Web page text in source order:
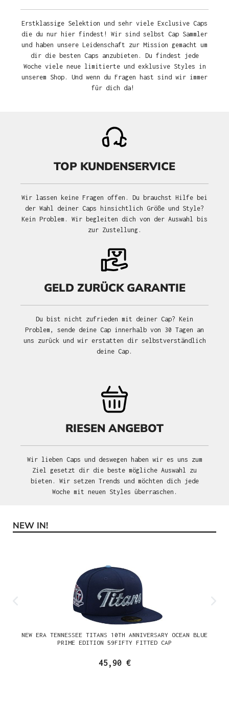
Erstklassige Selektion und sehr viele Exclusive Caps
die du nur hier findest! Wir sind selbst Cap Sammler
und haben unsere Leidenschaft zur Mission gemacht um
dir die besten Caps anzubieten. Du findest jede
Woche viele neue limitierte und exklusive Styles in
unserem Shop. Und wenn du Fragen hast sind wir immer
für dich da!
TOP KUNDENSERVICE
Wir lassen keine Fragen offen. Du brauchst Hilfe bei
der Wahl deiner Caps hinsichtlich Größe und Style?
Kein Problem. Wir begleiten dich von der Auswahl bis
zur Zustellung.
GELD ZURÜCK GARANTIE
Du bist nicht zufrieden mit deiner Cap? Kein
Problem, sende deine Cap innerhalb von 30 Tagen an
uns zurück und wir erstatten dir selbstverständlich
deine Cap.
RIESEN ANGEBOT
Wir lieben Caps und deswegen haben wir es uns zum
Ziel gesetzt dir die beste mögliche Auswahl zu
bieten. Wir setzen Trends und möchten dich jede
Woche mit neuen Styles überraschen.
Produktgalerie überspringen
NEW IN!
NEW ERA TENNESSEE TITANS 10TH ANNIVERSARY OCEAN BLUE
PRIME EDITION 59FIFTY FITTED CAP
45,90 €